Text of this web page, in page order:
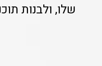
שלו, ולבנות